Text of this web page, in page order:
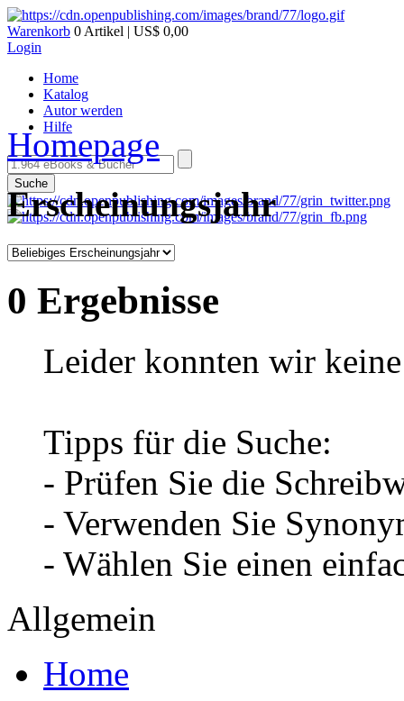
Warenkorb 0 Artikel | US$ 0,00
Login
Home
Katalog
Autor werden
Hilfe
Suche
Homepage
Erscheinungsjahr
0 Ergebnisse
Leider konnten wir
Tipps für die Suche:
- Prüfen Sie die
- Verwenden Sie
- Wählen Sie einen
Allgemein
Home